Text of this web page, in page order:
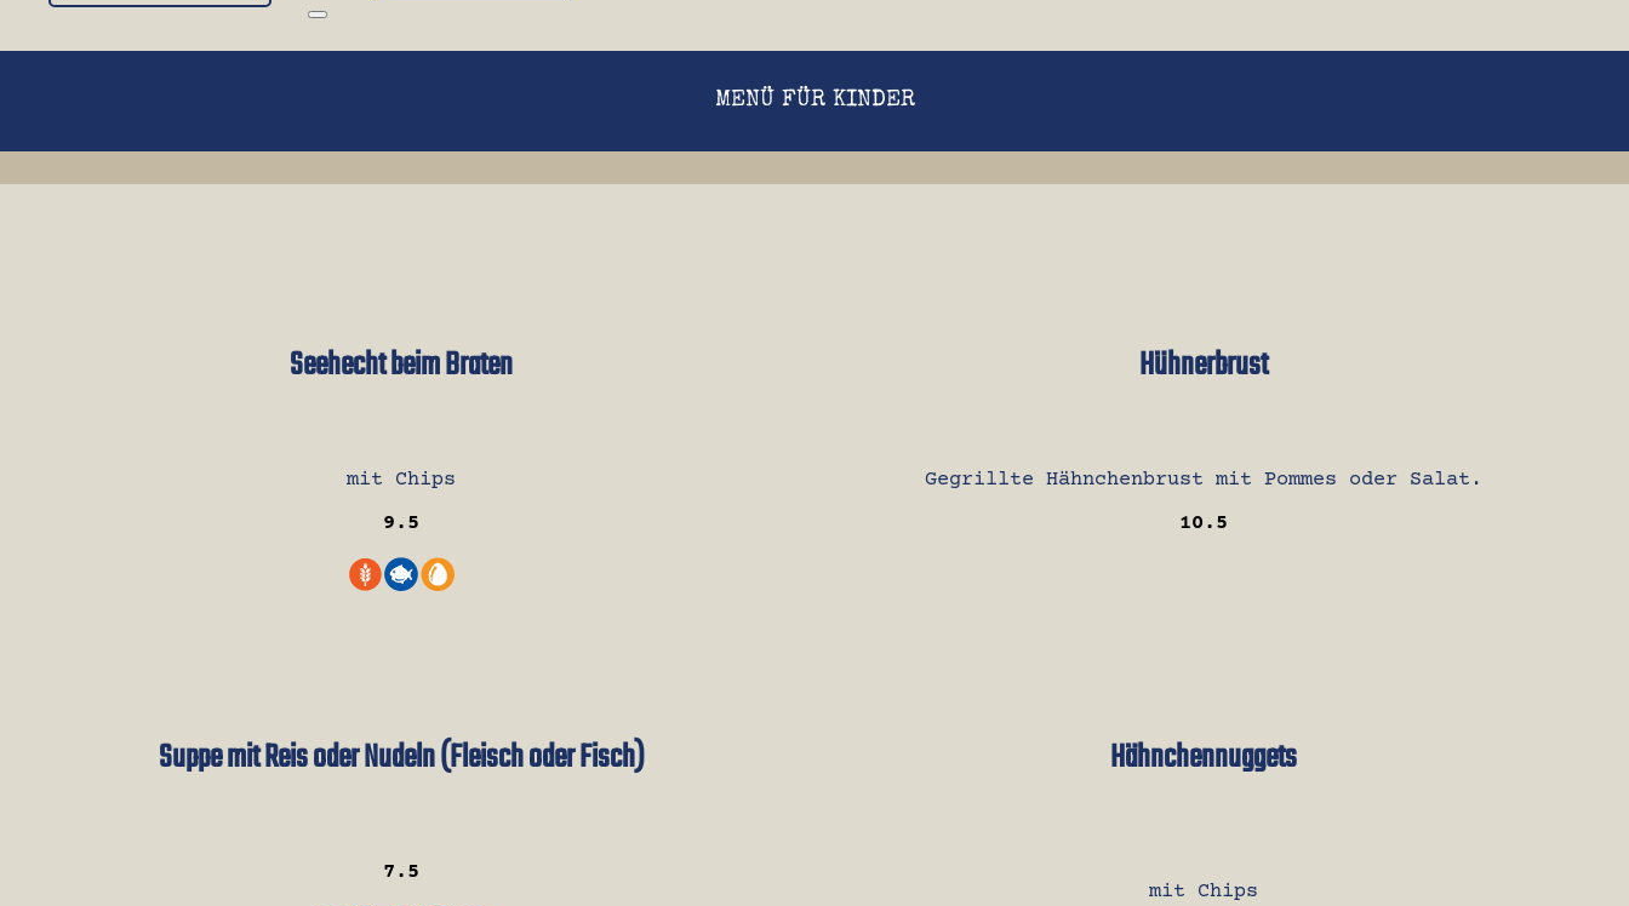
MENÜ FÜR KINDER
Seehecht beim Braten
mit Chips
9.5
Hühnerbrust
Gegrillte Hähnchenbrust mit Pommes oder Salat.
10.5
Suppe mit Reis oder Nudeln (Fleisch oder Fisch)
7.5
Hähnchennuggets
mit Chips